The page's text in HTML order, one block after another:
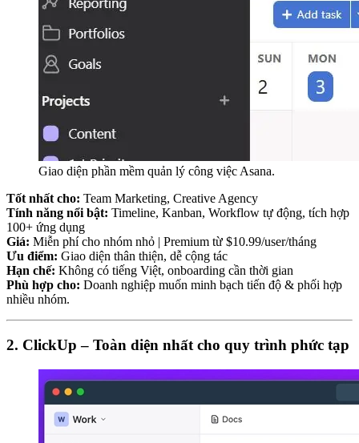
Giao diện phần mềm quản lý công việc Asana.
Tốt nhất cho: Team Marketing, Creative Agency
Tính năng nổi bật: Timeline, Kanban, Workflow tự động, tích hợp
100+ ứng dụng
Giá: Miễn phí cho nhóm nhỏ | Premium từ $10.99/user/tháng
Ưu điểm: Giao diện thân thiện, dễ cộng tác
Hạn chế: Không có tiếng Việt, onboarding cần thời gian
Phù hợp cho: Doanh nghiệp muốn minh bạch tiến độ & phối hợp
nhiều nhóm.
2. ClickUp – Toàn diện nhất cho quy trình phức tạp